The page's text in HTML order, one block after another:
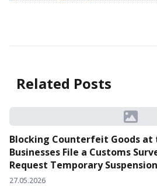
Related Posts
Blocking Counterfeit Goods at
Businesses File a Customs
Request Temporary
Clearance?
27.05.2026